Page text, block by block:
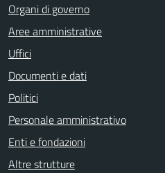
Organi di governo
Aree amministrative
Uffici
Documenti e dati
Politici
Personale amministrativo
Enti e fondazioni
Altre strutture